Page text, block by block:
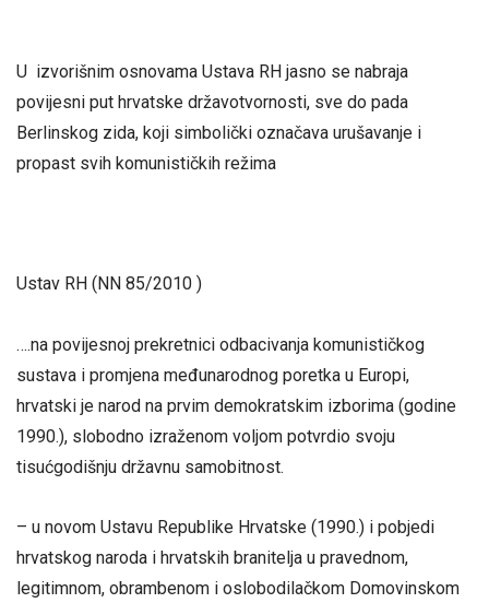
U izvorišnim osnovama Ustava RH jasno se nabraja
povijesni put hrvatske državotvornosti, sve do pada
Berlinskog zida, koji simbolički označava urušavanje i
propast svih komunističkih režima
Ustav RH (NN 85/2010 )
….na povijesnoj prekretnici odbacivanja komunističkog
sustava i promjena međunarodnog poretka u Europi,
hrvatski je narod na prvim demokratskim izborima (godine
1990.), slobodno izraženom voljom potvrdio svoju
tisućgodišnju državnu samobitnost.
– u novom Ustavu Republike Hrvatske (1990.) i pobjedi
hrvatskog naroda i hrvatskih branitelja u pravednom,
legitimnom, obrambenom i oslobodilačkom Domovinskom